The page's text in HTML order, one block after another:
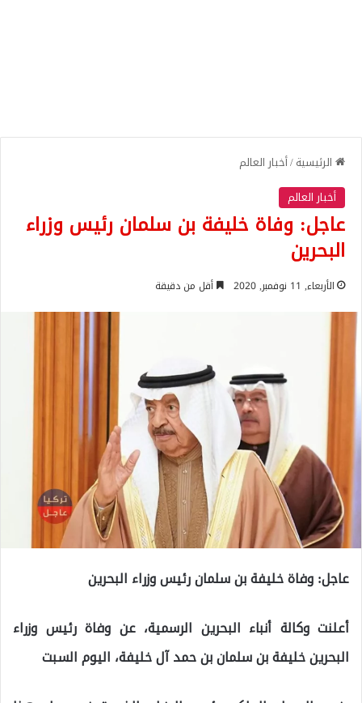
الرئيسية/أخبار العالم
أخبار العالم
عاجل: وفاة خليفة بن سلمان رئيس وزراء
البحرين
الأربعاء, 11 نوفمبر, 2020 أقل من دقيقة
عاجل: وفاة خليفة بن سلمان رئيس وزراء البحرين
أعلنت وكالة أنباء البحرين الرسمية، عن وفاة رئيس وزراء
البحرين خليفة بن سلمان بن حمد آل خليفة، اليوم السبت